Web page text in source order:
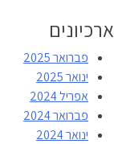
ארכיונים
פברואר 2025
ינואר 2025
אפריל 2024
פברואר 2024
ינואר 2024